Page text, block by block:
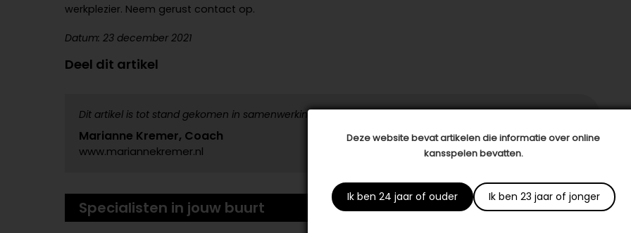
Deze website bevat artikelen die informatie over online
kansspelen bevatten.
Ik ben 24 jaar of ouder Ik ben 23 jaar of jonger
werkplezier. Neem gerust contact op.
Datum: 23 december 2021
Deel dit artikel
Dit artikel is tot stand gekomen in samenwerking met:
Marianne Kremer, Coach
www.mariannekremer.nl
Specialisten in jouw buurt